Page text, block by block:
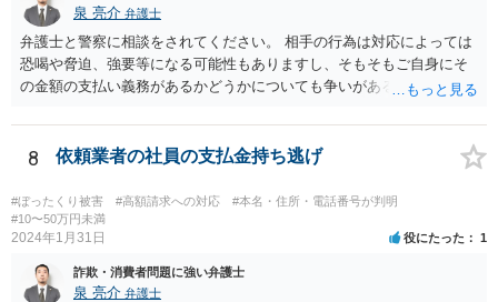
泉 亮介 弁護士
弁護士と警察に相談をされてください。 相手の行為は対応によっては
恐喝や脅迫、強要等になる可能性もありますし、そもそもご自身にそ
の金額の支払い義務があるかどうかについても争いがあるでしょう。
8 依頼業者の社員の支払金持ち逃げ
#ぼったくり被害 #高額請求への対応
#本名・住所・電話番号が判明
#10〜50万円未満
2024年1月31日 役にたった 1
詐欺・消費者問題に強い弁護士
泉 亮介 弁護士